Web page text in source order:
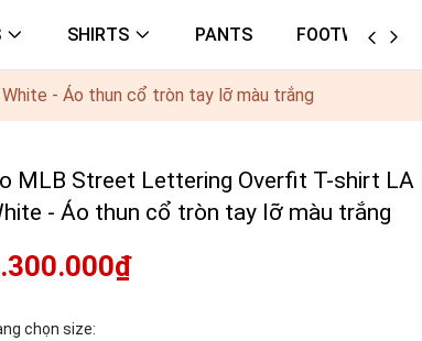
SHIRTS PANTS FOOTWEAR
- Áo thun cổ tròn tay lỡ màu trắng
MLB Street Lettering Overfit T-shirt LA
- Áo thun cổ tròn tay lỡ màu trắng
chọn size: